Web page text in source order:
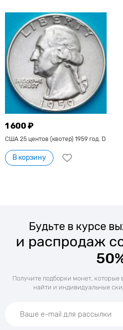
1 600 ₽
США 25 центов (квотер) 1959 год. D
В корзину
Будьте в курсе
и распродаж
Получите подборки монет, которые
найти и индивидуальные